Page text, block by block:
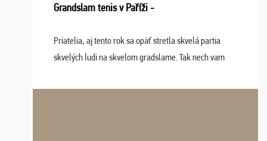
Grandslam tenis v Paříži -
Priatelia, aj tento rok sa opäť stretla skvelá partia
skvelých ludi na skvelom gradslame. Tak nech vam
sa na budúci rok. Prajem vam este veľa ta ...